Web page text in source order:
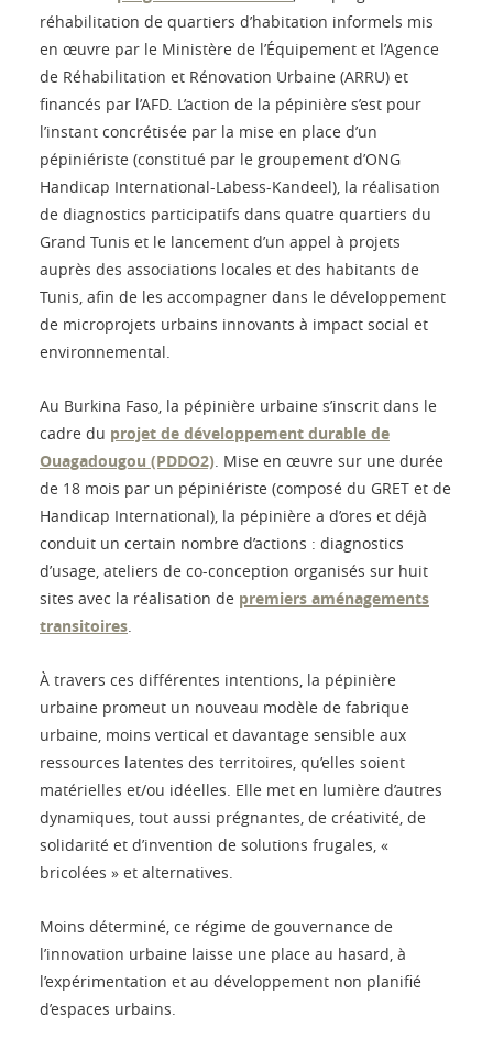
réhabilitation de quartiers d’habitation informels mis
en œuvre par le Ministère de l’Équipement et l’Agence
de Réhabilitation et Rénovation Urbaine (ARRU) et
financés par l’AFD. L’action de la pépinière s’est pour
l’instant concrétisée par la mise en place d’un
pépiniériste (constitué par le groupement d’ONG
Handicap International-Labess-Kandeel), la réalisation
de diagnostics participatifs dans quatre quartiers du
Grand Tunis et le lancement d’un appel à projets
auprès des associations locales et des habitants de
Tunis, afin de les accompagner dans le développement
de microprojets urbains innovants à impact social et
environnemental.
Au Burkina Faso, la pépinière urbaine s’inscrit dans le
cadre du projet de développement durable de
Ouagadougou (PDDO2). Mise en œuvre sur une durée
de 18 mois par un pépiniériste (composé du GRET et de
Handicap International), la pépinière a d’ores et déjà
conduit un certain nombre d’actions : diagnostics
d’usage, ateliers de co-conception organisés sur huit
sites avec la réalisation de premiers aménagements
transitoires.
À travers ces différentes intentions, la pépinière
urbaine promeut un nouveau modèle de fabrique
urbaine, moins vertical et davantage sensible aux
ressources latentes des territoires, qu’elles soient
matérielles et/ou idéelles. Elle met en lumière d’autres
dynamiques, tout aussi prégnantes, de créativité, de
solidarité et d’invention de solutions frugales, «
bricolées » et alternatives.
Moins déterminé, ce régime de gouvernance de
l’innovation urbaine laisse une place au hasard, à
l’expérimentation et au développement non planifié
d’espaces urbains.